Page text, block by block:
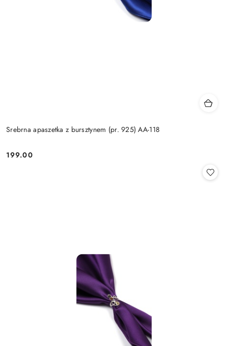
Srebrna apaszetka z bursztynem (pr. 925) AA-118
Cena:
199.00